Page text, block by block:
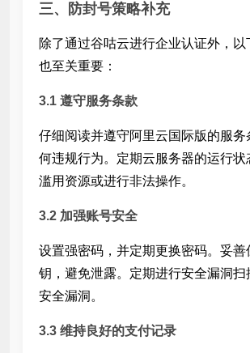
三、防封号策略补充
除了通过谷咕云进行企业认证外，以
也至关重要：
3.1 遵守服务条款
仔细阅读并遵守阿里云国际版的服务
何违规行为。定期云服务器的运行状
滥用资源或进行非法操作。
3.2 加强账号安全
设置强密码，并定期更换密码。妥善
钥，避免泄露。定期进行安全漏洞扫
安全漏洞。
3.3 维持良好的支付记录